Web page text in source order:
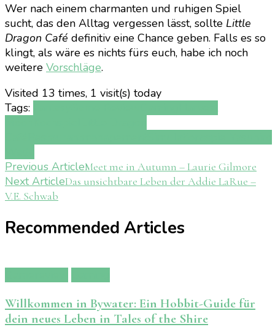
Wer nach einem charmanten und ruhigen Spiel
sucht, das den Alltag vergessen lässt, sollte Little
Dragon Café definitiv eine Chance geben. Falls es so
klingt, als wäre es nichts fürs euch, habe ich noch
weitere Vorschläge.
Visited 13 times, 1 visit(s) today
Tags:
Post
Navigation
Previous ArticleMeet me in Autumn – Laurie Gilmore
Next ArticleDas unsichtbare Leben der Addie LaRue –
V.E. Schwab
Recommended Articles
Willkommen in Bywater: Ein Hobbit-Guide für
dein neues Leben in Tales of the Shire